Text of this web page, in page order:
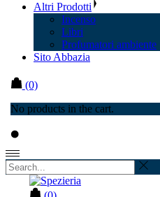
Altri Prodotti
Incenso
Libri
Profumatori ambiente
Sito Abbazia
(0)
No products in the cart.